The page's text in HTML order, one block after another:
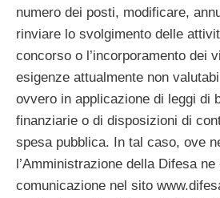
numero dei posti, modificare,
rinviare lo svolgimento delle
concorso o l’incorporamento dei
esigenze attualmente non
ovvero in applicazione di leggi di
finanziarie o di disposizioni di
spesa pubblica. In tal caso, ove
l’Amministrazione della Difesa
comunicazione nel sito